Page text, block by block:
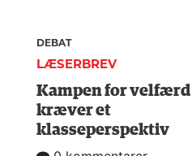
DEBAT
LÆSERBREV
Kampen for velfærd
kræver et
klasseperspektiv